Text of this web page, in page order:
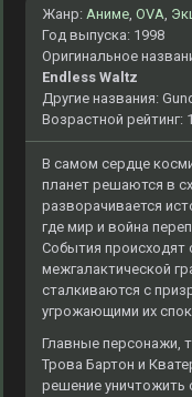
Жанр: Аниме, OVA,
Год выпуска: 1998
Оригинальное
Endless Waltz
Другие названия:
Возрастной рейтинг:
В самом сердце
планет решаются в
разворачивается
где мир и война
События происходят
межгалактической
сталкиваются с
угрожающими их
Главные персонажи,
Трова Бартон и
решение уничтожить